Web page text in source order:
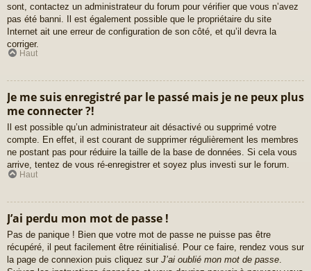
sont, contactez un administrateur du forum pour vérifier que vous n’avez
pas été banni. Il est également possible que le propriétaire du site
Internet ait une erreur de configuration de son côté, et qu’il devra la
corriger.
Haut
Je me suis enregistré par le passé mais je ne peux plus
me connecter ?!
Il est possible qu’un administrateur ait désactivé ou supprimé votre
compte. En effet, il est courant de supprimer régulièrement les membres
ne postant pas pour réduire la taille de la base de données. Si cela vous
arrive, tentez de vous ré-enregistrer et soyez plus investi sur le forum.
Haut
J’ai perdu mon mot de passe !
Pas de panique ! Bien que votre mot de passe ne puisse pas être
récupéré, il peut facilement être réinitialisé. Pour ce faire, rendez vous sur
la page de connexion puis cliquez sur J’ai oublié mon mot de passe